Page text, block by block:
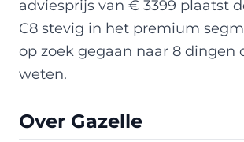
adviesprijs van € 3399 plaatst
C8 stevig in het premium
op zoek gegaan naar 8 dingen
weten.
Over Gazelle